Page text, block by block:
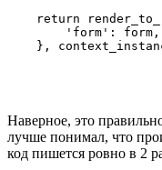
return
        'form': form,
Наверное, это
лучше понимал, что
код пишется ровно в 2